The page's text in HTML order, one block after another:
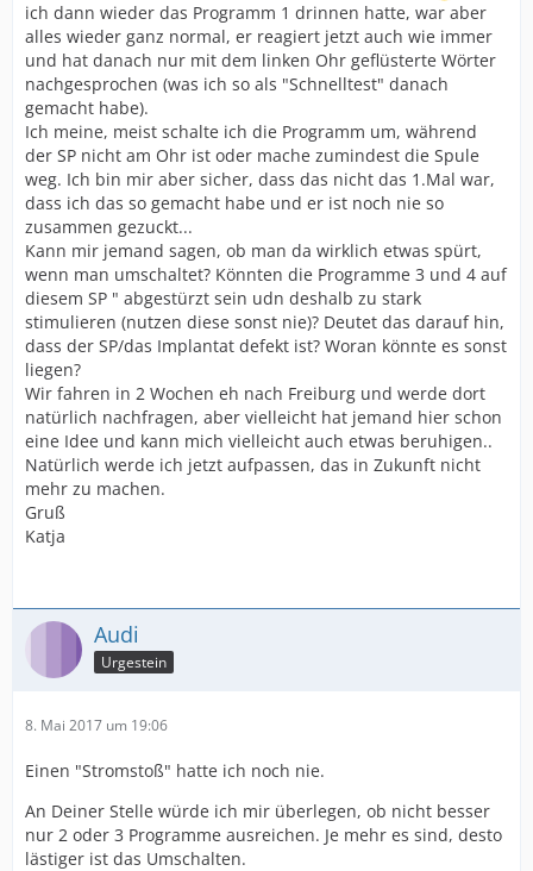
ich dann wieder das Programm 1 drinnen hatte, war aber
alles wieder ganz normal, er reagiert jetzt auch wie immer
und hat danach nur mit dem linken Ohr geflüsterte Wörter
nachgesprochen (was ich so als "Schnelltest" danach
gemacht habe).
Ich meine, meist schalte ich die Programm um, während
der SP nicht am Ohr ist oder mache zumindest die Spule
weg. Ich bin mir aber sicher, dass das nicht das 1.Mal war,
dass ich das so gemacht habe und er ist noch nie so
zusammen gezuckt...
Kann mir jemand sagen, ob man da wirklich etwas spürt,
wenn man umschaltet? Könnten die Programme 3 und 4 auf
diesem SP " abgestürzt sein udn deshalb zu stark
stimulieren (nutzen diese sonst nie)? Deutet das darauf hin,
dass der SP/das Implantat defekt ist? Woran könnte es sonst
liegen?
Wir fahren in 2 Wochen eh nach Freiburg und werde dort
natürlich nachfragen, aber vielleicht hat jemand hier schon
eine Idee und kann mich vielleicht auch etwas beruhigen..
Natürlich werde ich jetzt aufpassen, das in Zukunft nicht
mehr zu machen.
Gruß
Katja
Audi
Urgestein
8. Mai 2017 um 19:06
Einen "Stromstoß" hatte ich noch nie.
An Deiner Stelle würde ich mir überlegen, ob nicht besser
nur 2 oder 3 Programme ausreichen. Je mehr es sind, desto
lästiger ist das Umschalten.